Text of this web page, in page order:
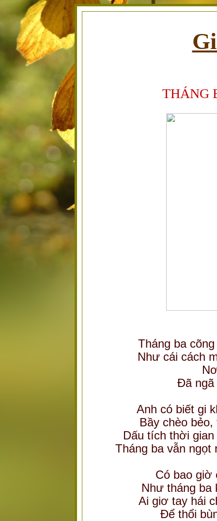
THÁNG
Tháng ba
Như cái cách
Đã ngã
Anh có biết gi
Bầy chèo
Dấu tích thời
Tháng ba vẫn ngọt
Có bao giờ
Như tháng ba
Ai giơ tay hái
Để thổi